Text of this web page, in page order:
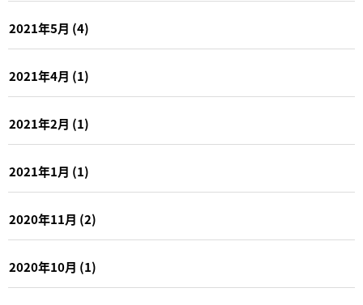
2021年5月 (4)
2021年4月 (1)
2021年2月 (1)
2021年1月 (1)
2020年11月 (2)
2020年10月 (1)